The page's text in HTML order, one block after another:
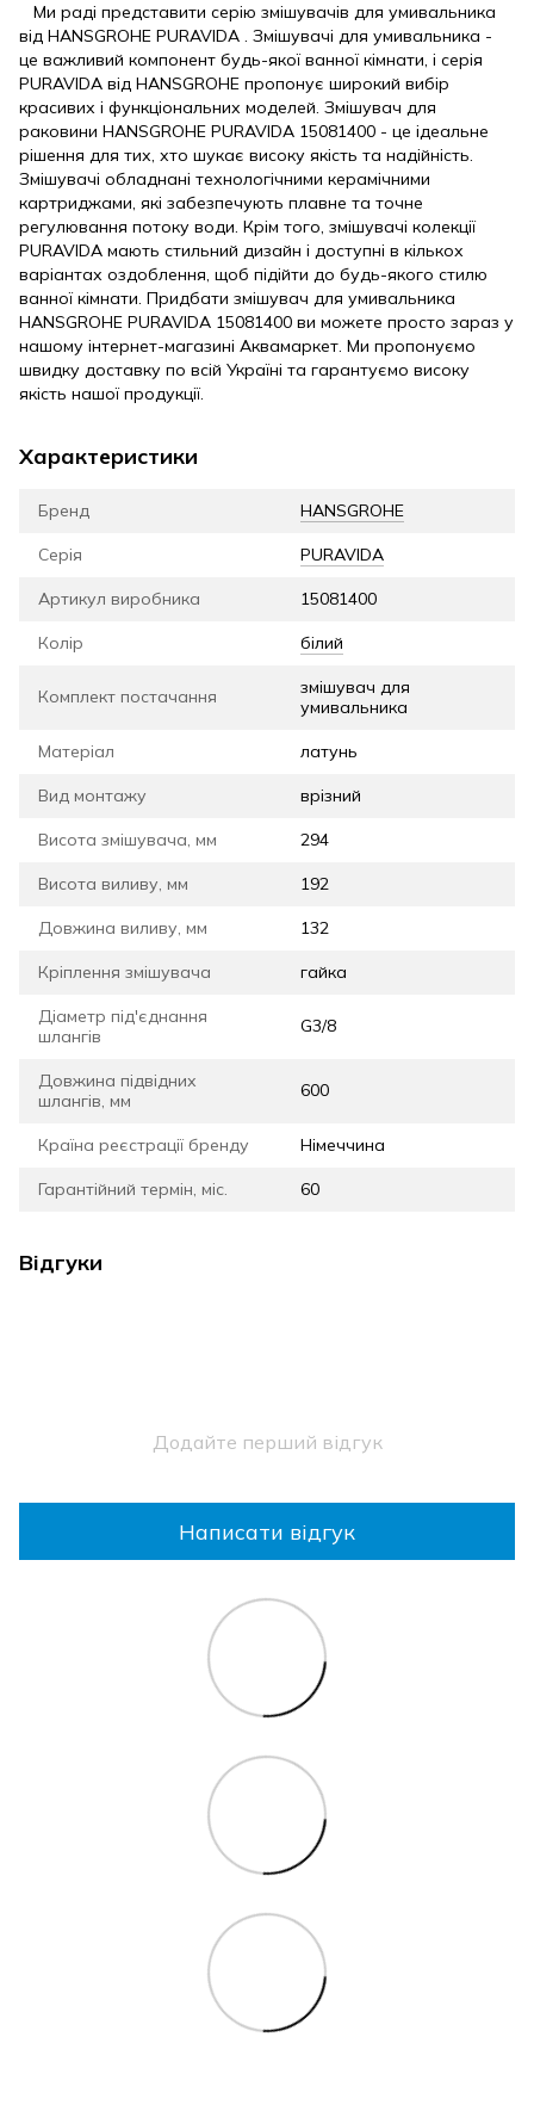
Ми раді представити серію змішувачів для умивальника
від HANSGROHE PURAVIDA . Змішувачі для умивальника -
це важливий компонент будь-якої ванної кімнати, і серія
PURAVIDA від HANSGROHE пропонує широкий вибір
красивих і функціональних моделей. Змішувач для
раковини HANSGROHE PURAVIDA 15081400 - це ідеальне
рішення для тих, хто шукає високу якість та надійність.
Змішувачі обладнані технологічними керамічними
картриджами, які забезпечують плавне та точне
регулювання потоку води. Крім того, змішувачі колекції
PURAVIDA мають стильний дизайн і доступні в кількох
варіантах оздоблення, щоб підійти до будь-якого стилю
ванної кімнати. Придбати змішувач для умивальника
HANSGROHE PURAVIDA 15081400 ви можете просто зараз у
нашому інтернет-магазині Аквамаркет. Ми пропонуємо
швидку доставку по всій Україні та гарантуємо високу
якість нашої продукції.
Характеристики
Бренд HANSGROHE
Серія PURAVIDA
Артикул виробника 15081400
Колір білий
Комплект постачання
змішувач для
умивальника
Матеріал латунь
Вид монтажу врізний
Висота змішувача, мм 294
Висота виливу, мм 192
Довжина виливу, мм 132
Кріплення змішувача гайка
Діаметр під'єднання
шлангів
G3/8
Довжина підвідних
шлангів, мм
600
Країна реєстрації бренду Німеччина
Гарантійний термін, міс. 60
Відгуки
Додайте перший відгук
Написати відгук